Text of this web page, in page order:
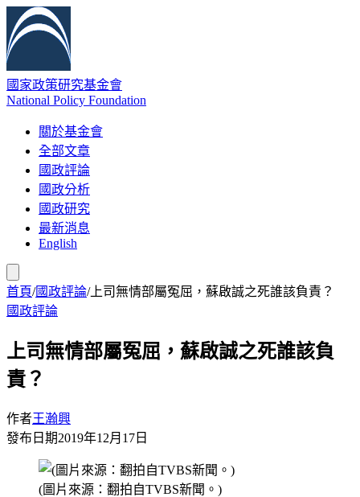
國家政策研究基金會
National Policy Foundation
關於基金會
全部文章
國政評論
國政分析
國政研究
最新消息
English
首頁/國政評論/上司無情部屬冤屈，蘇啟誠之死誰該負責？
國政評論
上司無情部屬冤屈，蘇啟誠之死誰該負
責？
作者王瀚興
發布日期2019年12月17日
(圖片來源：翻拍自TVBS新聞。)